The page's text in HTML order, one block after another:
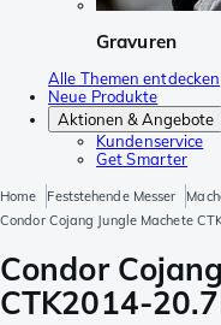
Gravuren
Alle Themen entdecken
Neue Produkte
Aktionen & Angebote
Kundenservice
Get Smarter
Home Feststehende Messer
Condor Cojang Jungle Machete
Condor
CTK2014-